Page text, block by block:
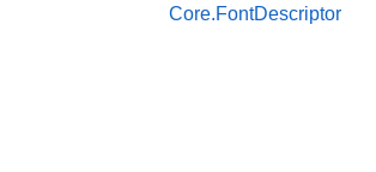
Core.FontDescriptor